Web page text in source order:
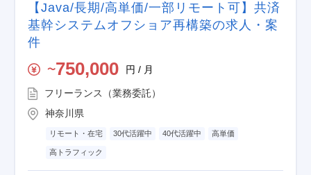
【Java/長期/高単価/一部リモート可】共済
基幹システムオフショア再構築の求人・案
件
〜750,000 円 / 月
フリーランス（業務委託）
神奈川県
リモート・在宅 30代活躍中 40代活躍中 高単価
高トラフィック